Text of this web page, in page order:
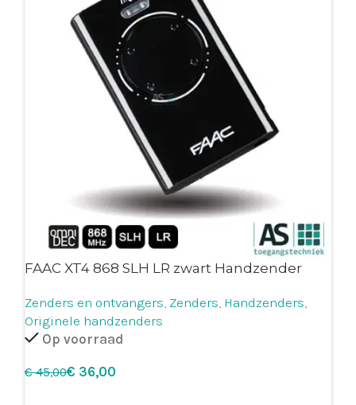
FAAC XT4 868 SLH LR zwart Handzender
Zenders en ontvangers, Zenders, Handzenders,
Originele handzenders
Op voorraad
€45,00€ 36,00